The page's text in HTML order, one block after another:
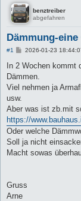
benztreiber
abgefahren
Dämmung-
#1
B
i
r
a
2026-01-23
In 2 Wochen kommt
Dämmen.
Viel nehmen ja
usw.
Aber was ist zb.mit
https://
Oder welche
Soll ja nicht
Macht sowas
Gruss
Arne